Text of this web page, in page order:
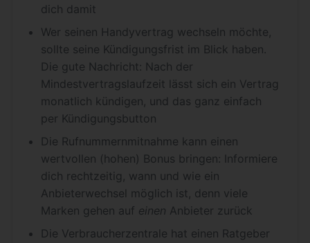
dich damit
Wer seinen Handyvertrag wechseln möchte,
sollte seine Kündigungsfrist im Blick haben.
Die gute Nachricht: Nach der
Mindestvertragslaufzeit lässt sich ein Vertrag
monatlich kündigen, und das ganz einfach
per Kündigungsbutton
Die Rufnummernmitnahme kann einen
wertvollen (hohen) Bonus bringen: Informiere
dich rechtzeitig, wann und wie ein
Anbieterwechsel möglich ist, denn viele
Marken gehen auf einen Anbieter zurück
Die Verbraucherzentrale hat einen Ratgeber